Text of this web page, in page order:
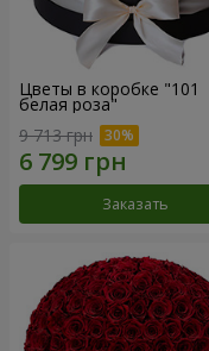
Цветы в коробке "101
белая роза"
9 713 грн
Заказать